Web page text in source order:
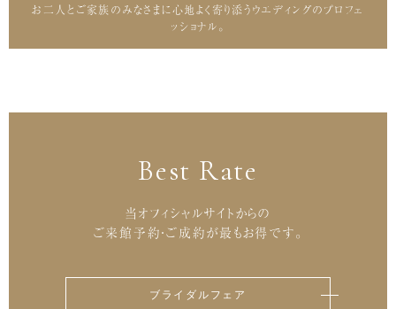
お二人とご家族のみなさまに心地よく寄り添うウエディングのプロフェ
ッショナル。
Best Rate
当オフィシャルサイトからの
ご来館予約・ご成約が最もお得です。
ブライダルフェア